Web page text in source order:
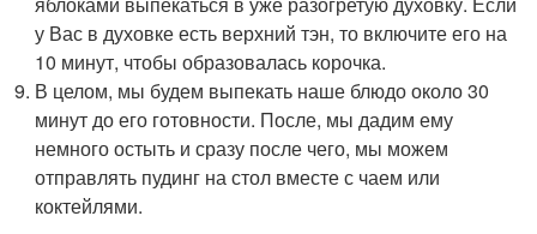
у Вас в духовке есть верхний тэн, то включите его на
10 минут, чтобы образовалась корочка.
В целом, мы будем выпекать наше блюдо около 30
минут до его готовности. После, мы дадим ему
немного остыть и сразу после чего, мы можем
отправлять пудинг на стол вместе с чаем или
коктейлями.